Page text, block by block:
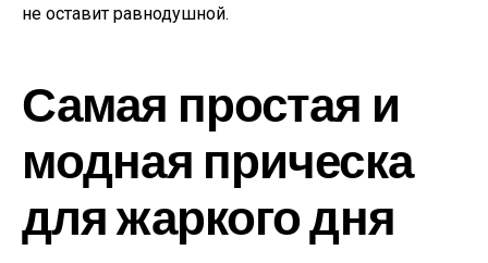
не оставит равнодушной.
Самая простая и
модная прическа
для жаркого дня